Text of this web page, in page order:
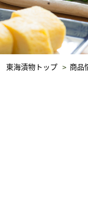
東海漬物トップ 商品